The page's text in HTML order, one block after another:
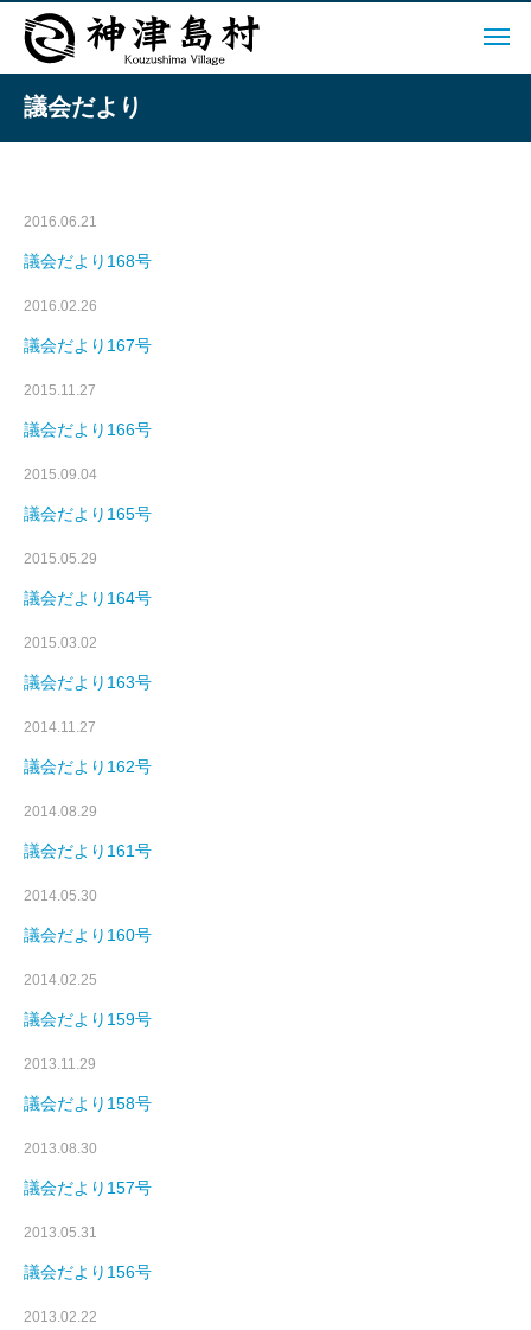
議会だより
2016.06.21
議会だより168号
2016.02.26
議会だより167号
2015.11.27
議会だより166号
2015.09.04
議会だより165号
2015.05.29
議会だより164号
2015.03.02
議会だより163号
2014.11.27
議会だより162号
2014.08.29
議会だより161号
2014.05.30
議会だより160号
2014.02.25
議会だより159号
2013.11.29
議会だより158号
2013.08.30
議会だより157号
2013.05.31
議会だより156号
2013.02.22